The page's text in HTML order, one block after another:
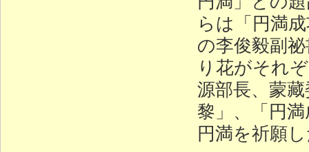
らは「円満
の李俊毅副
り花がそれ
源部長、蒙
黎」、「円
円満を祈願